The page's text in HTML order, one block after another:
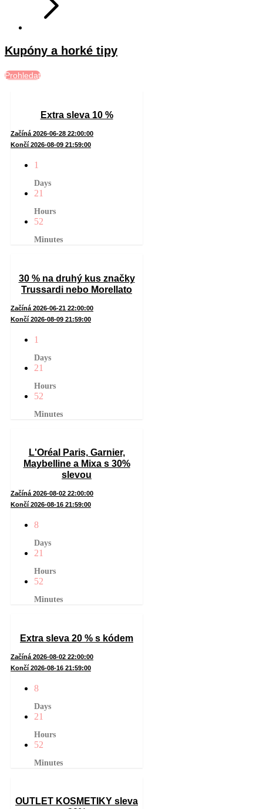
Kupóny a horké tipy
Prohledat
Extra sleva 10 %
Začíná 2026-06-28 22:00:00
Končí 2026-08-09 21:59:00
1
Days
21
Hours
52
Minutes
30 % na druhý kus značky
Trussardi nebo Morellato
Začíná 2026-06-21 22:00:00
Končí 2026-08-09 21:59:00
1
Days
21
Hours
52
Minutes
L'Oréal Paris, Garnier,
Maybelline a Mixa s 30%
slevou
Začíná 2026-08-02 22:00:00
Končí 2026-08-16 21:59:00
8
Days
21
Hours
52
Minutes
Extra sleva 20 % s kódem
Začíná 2026-08-02 22:00:00
Končí 2026-08-16 21:59:00
8
Days
21
Hours
52
Minutes
OUTLET KOSMETIKY sleva